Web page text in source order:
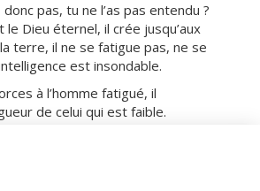
pas, tu ne l’as pas entendu ?
le Dieu éternel, il crée jusqu’aux
terre, il ne se fatigue pas, ne se
est insondable.
à l’homme fatigué, il
de celui qui est faible.
de trébucher,
mettent leur espérance dans le